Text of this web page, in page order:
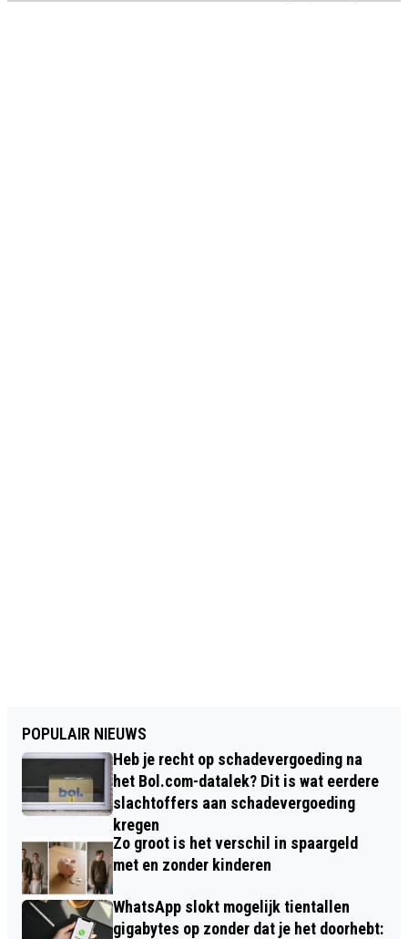
POPULAIR NIEUWS
Heb je recht op schadevergoeding na
het Bol.com-datalek? Dit is wat eerdere
slachtoffers aan schadevergoeding
kregen
Zo groot is het verschil in spaargeld
met en zonder kinderen
WhatsApp slokt mogelijk tientallen
gigabytes op zonder dat je het doorhebt: